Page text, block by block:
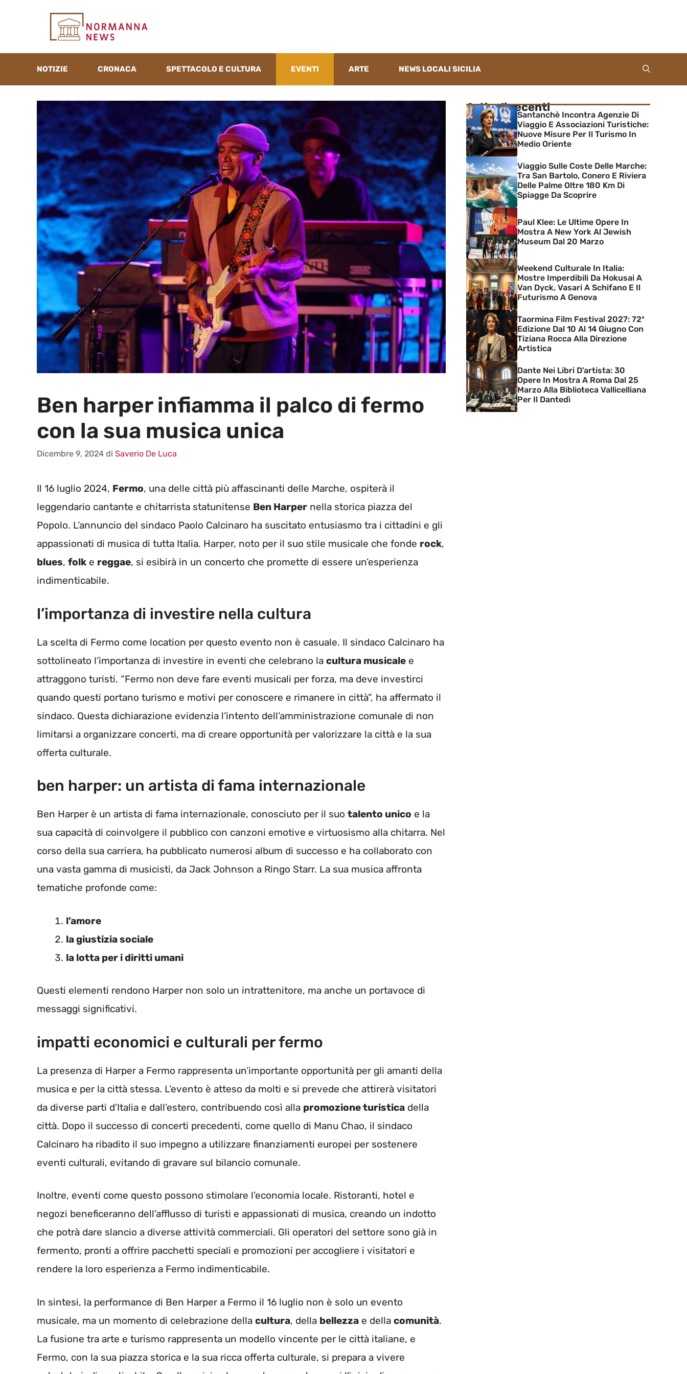
NOTIZIE CRONACA SPETTACOLO E CULTURA EVENTI ARTE NEWS LOCALI SICILIA
Ben harper infiamma il palco di fermo
con la sua musica unica
Dicembre 9, 2024 di Saverio De Luca
Il 16 luglio 2024, Fermo, una delle città più affascinanti delle Marche, ospiterà il
leggendario cantante e chitarrista statunitense Ben Harper nella storica piazza del
Popolo. L’annuncio del sindaco Paolo Calcinaro ha suscitato entusiasmo tra i cittadini e gli
appassionati di musica di tutta Italia. Harper, noto per il suo stile musicale che fonde rock,
blues, folk e reggae, si esibirà in un concerto che promette di essere un’esperienza
indimenticabile.
l’importanza di investire nella cultura
La scelta di Fermo come location per questo evento non è casuale. Il sindaco Calcinaro ha
sottolineato l’importanza di investire in eventi che celebrano la cultura musicale e
attraggono turisti. “Fermo non deve fare eventi musicali per forza, ma deve investirci
quando questi portano turismo e motivi per conoscere e rimanere in città”, ha affermato il
sindaco. Questa dichiarazione evidenzia l’intento dell’amministrazione comunale di non
limitarsi a organizzare concerti, ma di creare opportunità per valorizzare la città e la sua
offerta culturale.
ben harper: un artista di fama internazionale
Ben Harper è un artista di fama internazionale, conosciuto per il suo talento unico e la
sua capacità di coinvolgere il pubblico con canzoni emotive e virtuosismo alla chitarra. Nel
corso della sua carriera, ha pubblicato numerosi album di successo e ha collaborato con
una vasta gamma di musicisti, da Jack Johnson a Ringo Starr. La sua musica affronta
tematiche profonde come:
l’amore
la giustizia sociale
la lotta per i diritti umani
Questi elementi rendono Harper non solo un intrattenitore, ma anche un portavoce di
messaggi significativi.
impatti economici e culturali per fermo
La presenza di Harper a Fermo rappresenta un’importante opportunità per gli amanti della
musica e per la città stessa. L’evento è atteso da molti e si prevede che attirerà visitatori
da diverse parti d’Italia e dall’estero, contribuendo così alla promozione turistica della
città. Dopo il successo di concerti precedenti, come quello di Manu Chao, il sindaco
Calcinaro ha ribadito il suo impegno a utilizzare finanziamenti europei per sostenere
eventi culturali, evitando di gravare sul bilancio comunale.
Inoltre, eventi come questo possono stimolare l’economia locale. Ristoranti, hotel e
negozi beneficeranno dell’afflusso di turisti e appassionati di musica, creando un indotto
che potrà dare slancio a diverse attività commerciali. Gli operatori del settore sono già in
fermento, pronti a offrire pacchetti speciali e promozioni per accogliere i visitatori e
rendere la loro esperienza a Fermo indimenticabile.
In sintesi, la performance di Ben Harper a Fermo il 16 luglio non è solo un evento
musicale, ma un momento di celebrazione della cultura, della bellezza e della comunità.
La fusione tra arte e turismo rappresenta un modello vincente per le città italiane, e
Fermo, con la sua piazza storica e la sua ricca offerta culturale, si prepara a vivere
Articoli recenti
Santanchè Incontra Agenzie Di
Viaggio E Associazioni Turistiche:
Nuove Misure Per Il Turismo In
Medio Oriente
Viaggio Sulle Coste Delle Marche:
Tra San Bartolo, Conero E Riviera
Delle Palme Oltre 180 Km Di
Spiagge Da Scoprire
Paul Klee: Le Ultime Opere In
Mostra A New York Al Jewish
Museum Dal 20 Marzo
Weekend Culturale In Italia:
Mostre Imperdibili Da Hokusai A
Van Dyck, Vasari A Schifano E Il
Futurismo A Genova
Taormina Film Festival 2027: 72ª
Edizione Dal 10 Al 14 Giugno Con
Tiziana Rocca Alla Direzione
Artistica
Dante Nei Libri D’artista: 30
Opere In Mostra A Roma Dal 25
Marzo Alla Biblioteca Vallicelliana
Per Il Dantedì